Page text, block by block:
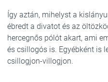
Így aztán, mihelyst a
ébredt a divatot és az
hercegnős pólót akart, ami
és csillogós is. Egyébként is
csillogjon-villogjon.